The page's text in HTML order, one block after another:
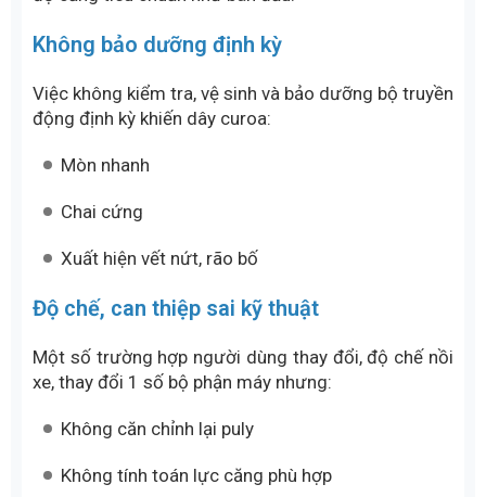
Không bảo dưỡng định kỳ
Việc không kiểm tra, vệ sinh và bảo dưỡng bộ truyền
động định kỳ khiến dây curoa:
Mòn nhanh
Chai cứng
Xuất hiện vết nứt, rão bố
Độ chế, can thiệp sai kỹ thuật
Một số trường hợp người dùng thay đổi, độ chế nồi
xe, thay đổi 1 số bộ phận máy nhưng:
Không căn chỉnh lại puly
Không tính toán lực căng phù hợp